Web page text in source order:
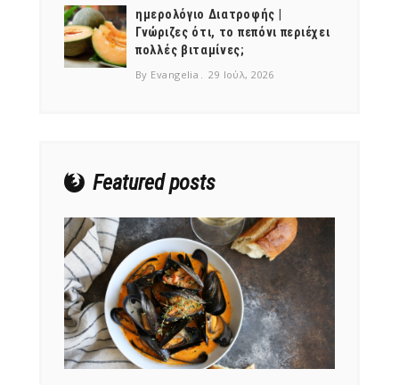
ημερολόγιο Διατροφής |
Γνώριζες ότι, το πεπόνι περιέχει
πολλές βιταμίνες;
By Evangelia 29 Ιούλ, 2026
Featured posts